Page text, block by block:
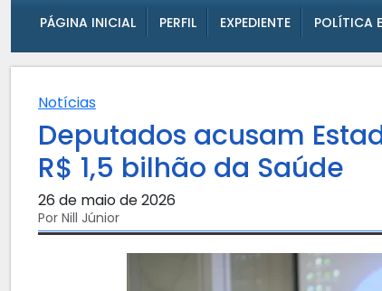
PÁGINA INICIAL PERFIL EXPEDIENTE POLÍTICA
Notícias
Deputados acusam
R$ 1,5 bilhão da Saúde
26 de maio de 2026
Por Nill Júnior